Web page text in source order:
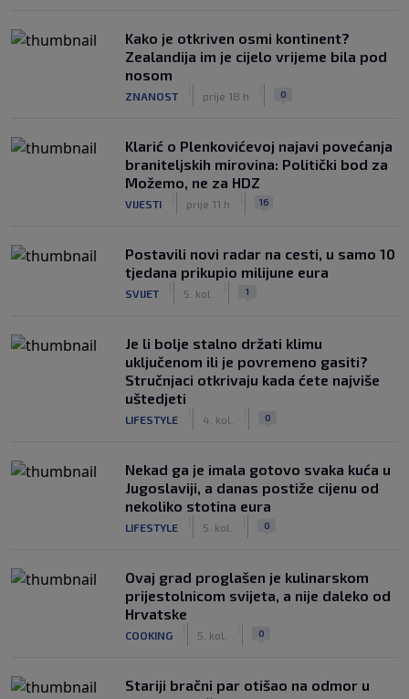
Kako je otkriven osmi kontinent?
Zealandija im je cijelo vrijeme bila pod
nosom
ZNANOST prije 18 h 0
Klarić o Plenkovićevoj najavi povećanja
braniteljskih mirovina: Politički bod za
Možemo, ne za HDZ
VIJESTI prije 11 h 16
Postavili novi radar na cesti, u samo 10
tjedana prikupio milijune eura
SVIJET 5. kol. 1
Je li bolje stalno držati klimu
uključenom ili je povremeno gasiti?
Stručnjaci otkrivaju kada ćete najviše
uštedjeti
LIFESTYLE 4. kol. 0
Nekad ga je imala gotovo svaka kuća u
Jugoslaviji, a danas postiže cijenu od
nekoliko stotina eura
LIFESTYLE 5. kol. 0
Ovaj grad proglašen je kulinarskom
prijestolnicom svijeta, a nije daleko od
Hrvatske
COOKING 5. kol. 0
Stariji bračni par otišao na odmor u